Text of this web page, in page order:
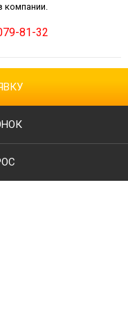
компании.
81-32